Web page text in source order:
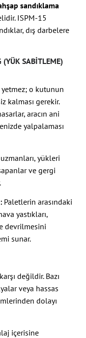
sandıklama
ISPM-15
dış darbelere
(YÜK SABITLEME)
yetmez; o kutunun
kalması gerekir.
aracın ani
yalpalaması
yükleri
ve gergi
Paletlerin arasındaki
yastıkları,
devrilmesini
sunar.
değildir. Bazı
veya hassas
dolayı
içerisine